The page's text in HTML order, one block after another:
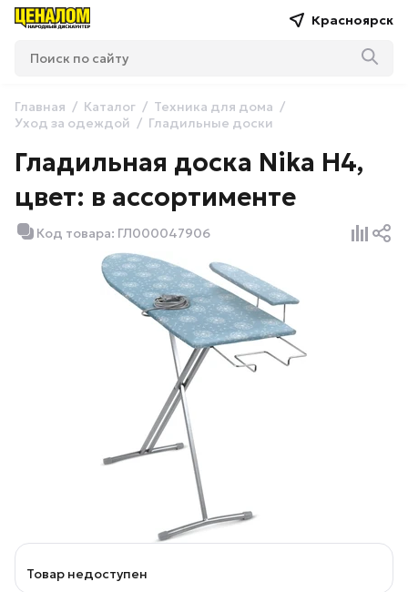
Красноярск
Главная Каталог
Техника для дома
Уход за одеждой
Гладильные доски
Гладильная доска Nika H4,
цвет: в ассортименте
Код товара: ГЛ000047906
Товар недоступен